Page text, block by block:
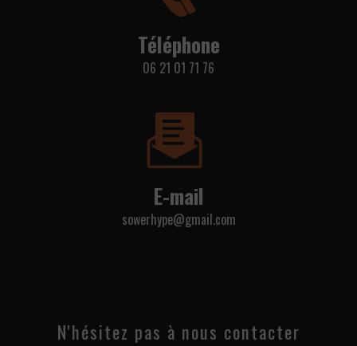
Téléphone
06 21 01 71 76
E-mail
sowerhype@gmail.com
N'hésitez pas à nous contacter